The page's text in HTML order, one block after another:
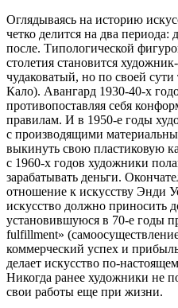
Оглядываясь на историю
четко делится на два
после. Типологической
столетия становится
чудаковатый, но по своей
Кало). Авангард 1930-40-х
противопоставляя себя
правилам. И в 1950-е годы
с производящими
выкинуть свою пластиковую
с 1960-х годов художники
зарабатывать деньги.
отношение к искусству Энди
искусство должно приносить
установившуюся в 70-е годы
fulfillment»
коммерческий успех и
делает искусство по-
Никогда ранее художники не
свои работы еще при жизни.